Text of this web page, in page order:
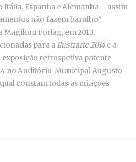
Espanha e Alemanha – assim
não fazem barulho”
Magikon Forlag, em 2013.
para aIlustrarte 2014 e a
exposição retrospetiva patente
no Auditório Municipal Augusto
constam todas as criações